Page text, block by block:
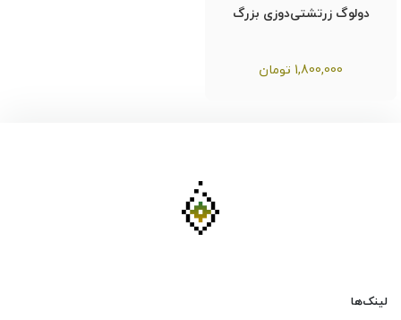
دولوگ زرتشتی‌دوزی بزرگ
1,800,000 تومان
لینک‌ها